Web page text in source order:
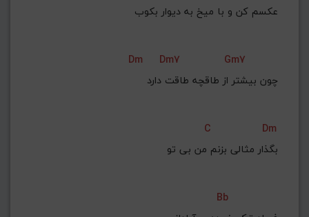
عکسم کن و با میخ به دیوار بکوب
Dm Dm7
Gm7
چون بیشتر از طاقچه طاقت دارد
C
Dm
بگذار مثالی بزنم من بی تو
Bb